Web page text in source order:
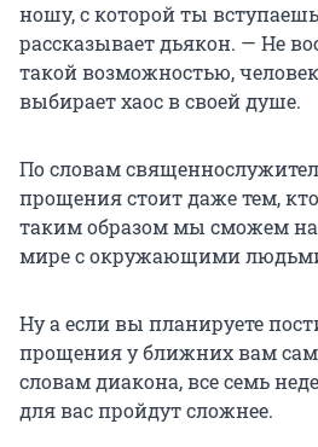
ношу, с которой ты
рассказывает дьякон. — Не
такой возможностью,
выбирает хаос в своей душе.
По словам
прощения стоит даже тем,
таким образом мы сможем
мире с окружающими
Ну а если вы планируете
прощения у ближних вам сам
словам диакона, все семь
для вас пройдут сложнее.